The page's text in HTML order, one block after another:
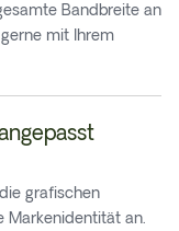
Bandbreite an
mit Ihrem
grafischen
Markenidentität an.